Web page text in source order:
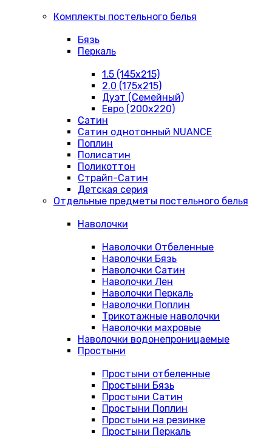
Комплекты постельного белья
Бязь
Перкаль
1.5 (145х215)
2.0 (175х215)
Дуэт (Семейный)
Евро (200х220)
Сатин
Сатин однотонный NUANCE
Поплин
Полисатин
Поликоттон
Страйп-Сатин
Детская серия
Отдельные предметы постельного белья
Наволочки
Наволочки Отбеленные
Наволочки Бязь
Наволочки Сатин
Наволочки Лен
Наволочки Перкаль
Наволочки Поплин
Трикотажные наволочки
Наволочки махровые
Наволочки водонепроницаемые
Простыни
Простыни отбеленные
Простыни Бязь
Простыни Сатин
Простыни Поплин
Простыни на резинке
Простыни Перкаль